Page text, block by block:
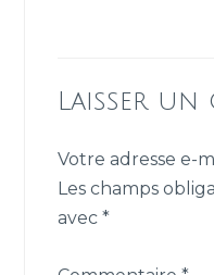
Laisser un
Votre adresse e-
Les champs
avec*